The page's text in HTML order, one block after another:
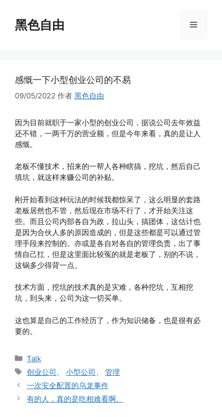
黑色自由 菜
感慨一下小型创业公司的不易
09/05/2022 作者 黑色自由
因为目前就职于一家小型的创业公司，据说公司去年效益
还不错，一两千万的营业额，但是今年来看，真的是让人
感慨。
老板不懂技术，招来的一帮人各种瞎搞，挖坑，然后自己
填坑，就这样来赚公司的补贴。
刚开始看到这种玩法的时候我都惊呆了，这么明显的套路
老板居然也不管，然后现在市场不行了，才开始关注这
些。而且公司内部各自为政，拉山头，搞团体，这估计也
是因为合伙人多的原因造成的，但是这些都是可以通过管
理手段来控制的。亦或是各自对各自的管理负责，出了事
情自己扛，但是这里面比较冤的就是老板了，别的不说，
这锅多少得背一点。
技术方面，挖坑的技术真的是灾难，各种挖坑，互相挖
坑，到头来，公司为这一切买单。
这也算是自己的工作经历了，作为知识储备，也是很有必
要的。
分
类
Talk
标
创业公司 小型公司
管理
一次安全配置的乌龙事件
有的人，真的是吃相难看啊。